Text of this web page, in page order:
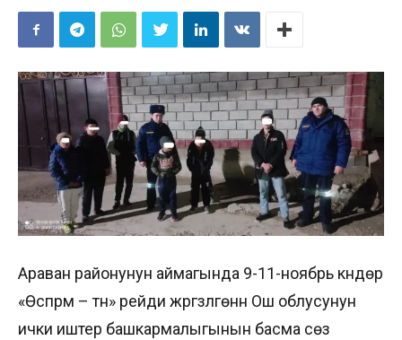
Араван районунун аймагында 9-11-ноябрь күндөрү
«Өспүрүм – түн» рейди жүргүзүлгөнүн Ош облусунун
ички иштер башкармалыгынын басма сөз